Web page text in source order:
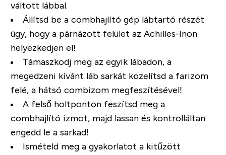
váltott lábbal.
Állítsd be a combhajlító gép lábtartó részét
úgy, hogy a párnázott felület az Achilles-ínon
helyezkedjen el!
Támaszkodj meg az egyik lábadon, a
megedzeni kívánt láb sarkát közelítsd a farizom
felé, a hátsó combizom megfeszítésével!
A felső holtponton feszítsd meg a
combhajlító izmot, majd lassan és kontrolláltan
engedd le a sarkad!
Ismételd meg a gyakorlatot a kitűzött